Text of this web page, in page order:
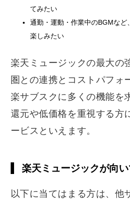
てみたい
通勤・運動・作業中のBGMなど
楽しみたい
楽天ミュージックの最大の
圏との連携とコストパフォ
楽サブスクに多くの機能を
還元や低価格を重視する方
ービスといえます。
楽天ミュージックが向
以下に当てはまる方は、他